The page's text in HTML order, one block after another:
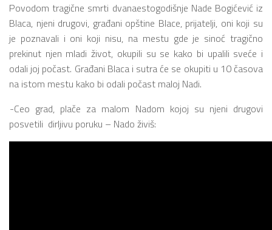
Povodom tragične smrti dvanaestogodišnje Nade Bogićević iz
Blaca, njeni drugovi, građani opštine Blace, prijatelji, oni koji su
je poznavali i oni koji nisu, na mestu gde je sinoć tragično
prekinut njen mladi život, okupili su se kako bi upalili sveće i
odali joj počast. Građani Blaca i sutra će se okupiti u 10 časova
na istom mestu kako bi odali počast maloj Nadi.
-Ceo grad, plače za malom Nadom kojoj su njeni drugovi
posvetili dirljivu poruku – Nado živiš: